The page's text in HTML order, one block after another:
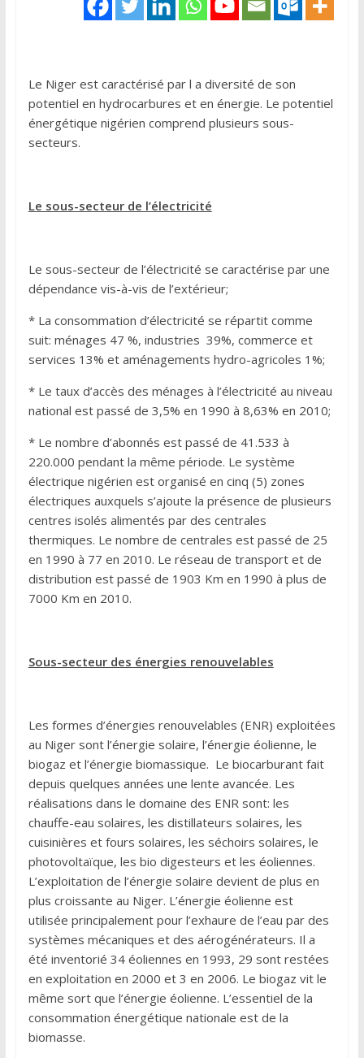
Le Niger est caractérisé par l a diversité de son
potentiel en hydrocarbures et en énergie. Le potentiel
énergétique nigérien comprend plusieurs sous-
secteurs.
Le sous-secteur de l’électricité
Le sous-secteur de l’électricité se caractérise par une
dépendance vis-à-vis de l’extérieur;
* La consommation d’électricité se répartit comme
suit: ménages 47 %, industries 39%, commerce et
services 13% et aménagements hydro-agricoles 1%;
* Le taux d’accès des ménages à l’électricité au niveau
national est passé de 3,5% en 1990 à 8,63% en 2010;
* Le nombre d’abonnés est passé de 41.533 à
220.000 pendant la même période. Le système
électrique nigérien est organisé en cinq (5) zones
électriques auxquels s’ajoute la présence de plusieurs
centres isolés alimentés par des centrales
thermiques. Le nombre de centrales est passé de 25
en 1990 à 77 en 2010. Le réseau de transport et de
distribution est passé de 1903 Km en 1990 à plus de
7000 Km en 2010.
Sous-secteur des énergies renouvelables
Les formes d’énergies renouvelables (ENR) exploitées
au Niger sont l’énergie solaire, l’énergie éolienne, le
biogaz et l’énergie biomassique. Le biocarburant fait
depuis quelques années une lente avancée. Les
réalisations dans le domaine des ENR sont: les
chauffe-eau solaires, les distillateurs solaires, les
cuisinières et fours solaires, les séchoirs solaires, le
photovoltaïque, les bio digesteurs et les éoliennes.
L’exploitation de l’énergie solaire devient de plus en
plus croissante au Niger. L’énergie éolienne est
utilisée principalement pour l’exhaure de l’eau par des
systèmes mécaniques et des aérogénérateurs. Il a
été inventorié 34 éoliennes en 1993, 29 sont restées
en exploitation en 2000 et 3 en 2006. Le biogaz vit le
même sort que l’énergie éolienne. L’essentiel de la
consommation énergétique nationale est de la
biomasse.